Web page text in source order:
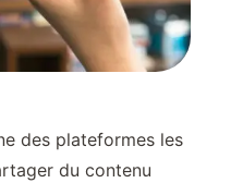
des plateformes les
du contenu